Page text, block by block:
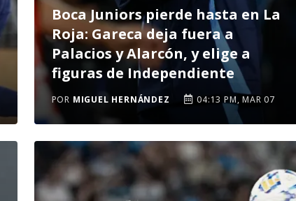
Boca Juniors pierde hasta en La
Roja: Gareca deja fuera a
Palacios y Alarcón, y elige a
figuras de Independiente
POR MIGUEL HERNÁNDEZ 04:13 PM, MAR 07